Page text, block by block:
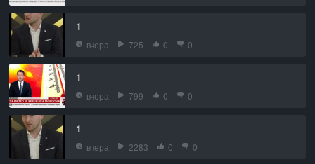
1
вчера 725 0 0
1
вчера 799 0 0
1
вчера 2283 0 0